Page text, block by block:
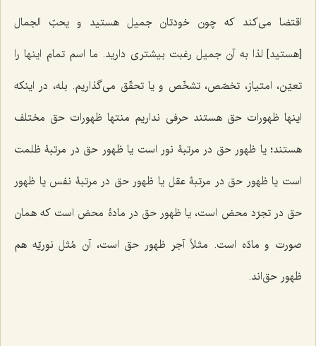
اقتضا می‌کند که چون خودتان جمیل هستید و یحبّ الجمال
[هستید] لذا به آن جمیل رغبت بیشتری دارید. ما اسم تمام اینها را
تعیّن، امتیاز، تخصّص، تشخّص و یا تحقّق می‌گذاریم. بله، در اینکه
اینها ظهورات حق هستند حرفی نداریم منتها ظهورات حق مختلف
هستند؛ یا ظهور حق در مرتبۀ نور است یا ظهور حق در مرتبۀ ظلمت
است یا ظهور حق در مرتبۀ عقل یا ظهور حق در مرتبۀ نفس یا ظهور
حق در تجرّد محض است، یا ظهور حق در مادۀ محض است که همان
صورت و مادّه است. مثلاً آجر ظهور حق است، آن مُثل نوریّه هم
ظهور حق‌اند.